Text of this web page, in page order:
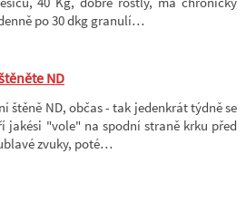
po 30 dkg granulí…
ND
štěně ND, občas - tak jedenkrát týdně se
jakési "vole" na spodní straně krku před
zvuky, poté…